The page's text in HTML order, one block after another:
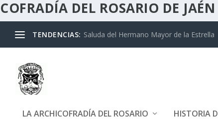
COFRADÍA DEL ROSARIO DE JAÉN
TENDENCIAS: Saluda del Hermano Mayor de la Estrella
LA ARCHICOFRADÍA DEL ROSARIO HISTORIA